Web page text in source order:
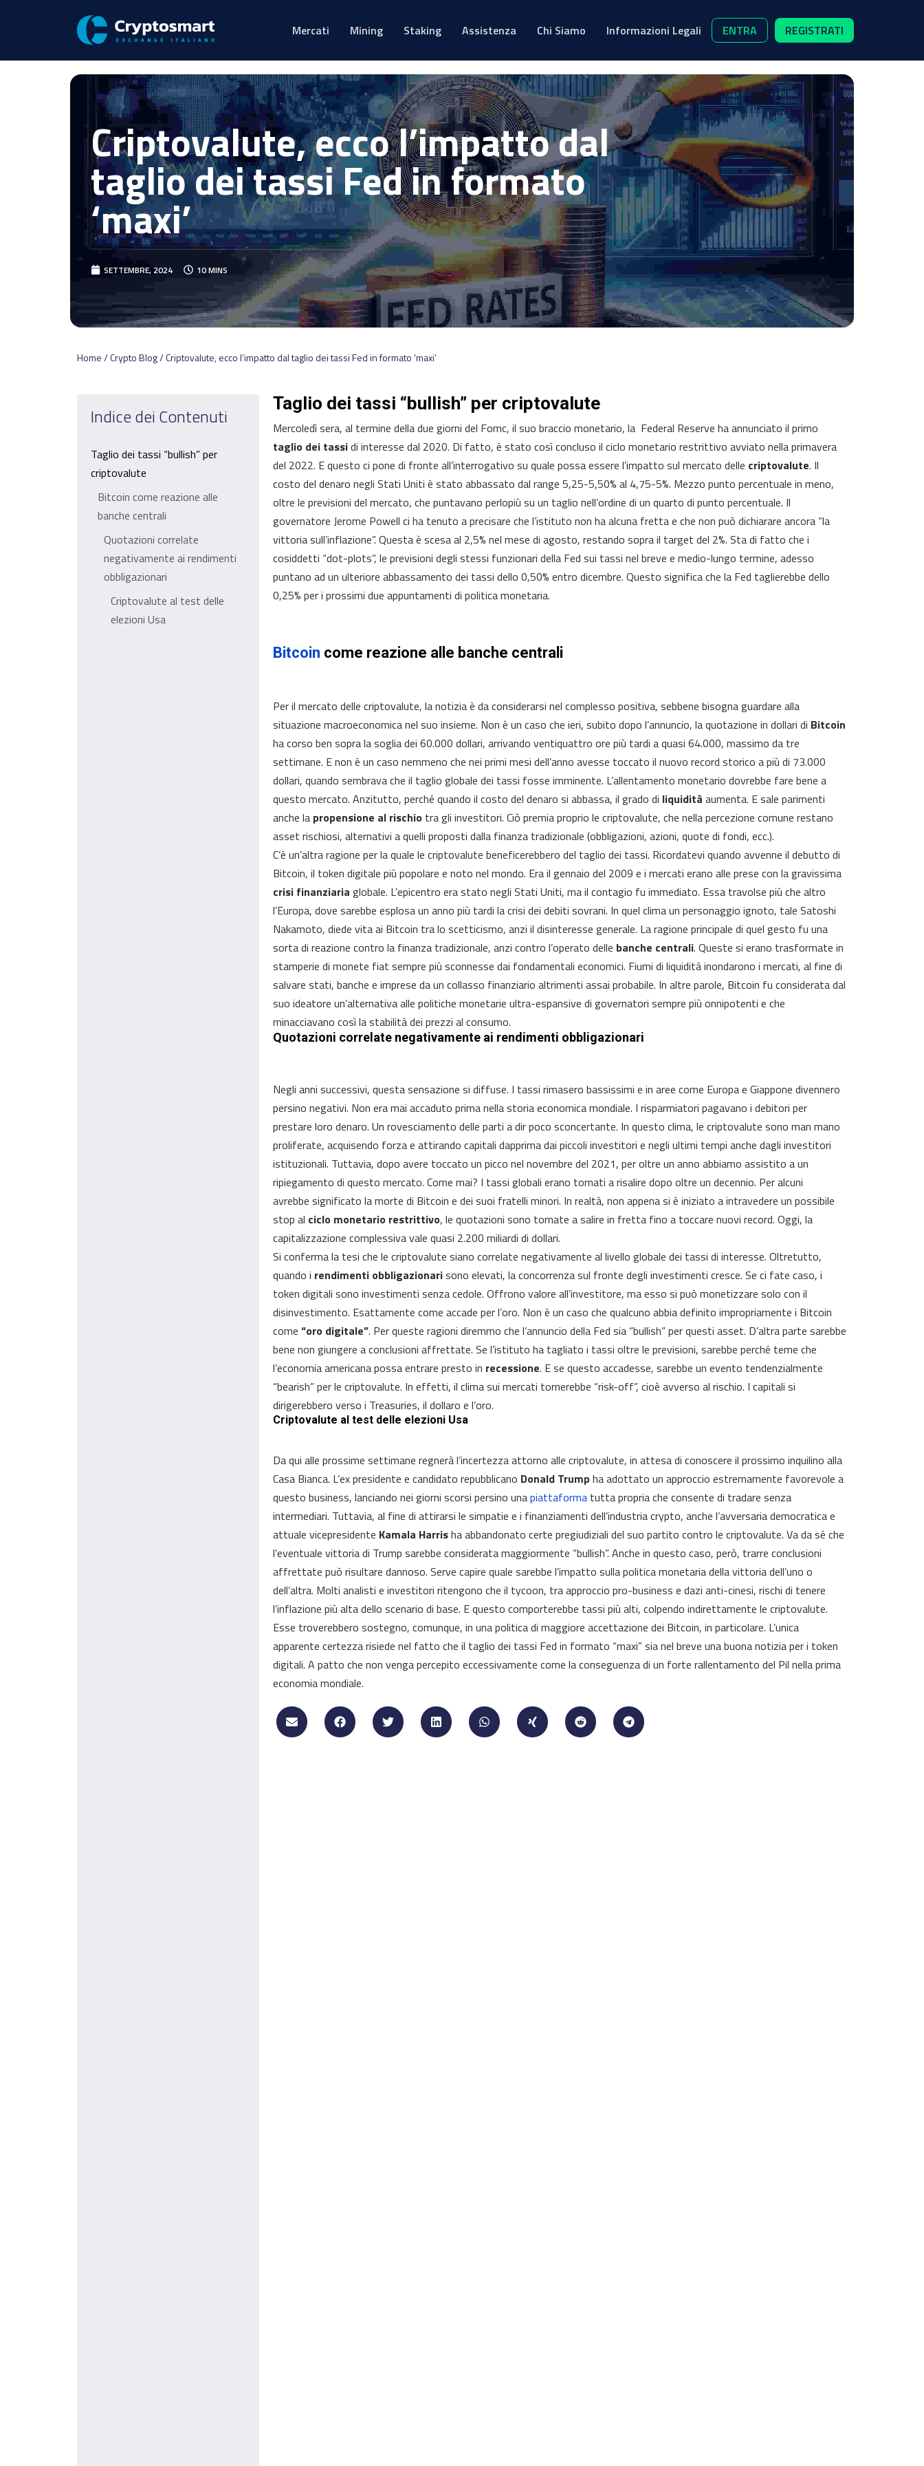
Mercati Mining Staking Assistenza Chi Siamo Informazioni Legali ENTRA REGISTRATI
Criptovalute, ecco l’impatto dal
taglio dei tassi Fed in formato
‘maxi’
SETTEMBRE, 2024 10 MINS
Home / Crypto Blog / Criptovalute, ecco l’impatto dal taglio dei tassi Fed in formato ‘maxi’
Indice dei Contenuti
Taglio dei tassi “bullish” per
criptovalute
Bitcoin come reazione alle
banche centrali
Quotazioni correlate
negativamente ai rendimenti
obbligazionari
Criptovalute al test delle
elezioni Usa
Taglio dei tassi “bullish” per criptovalute
Mercoledì sera, al termine della due giorni del Fomc, il suo braccio monetario, la Federal Reserve ha annunciato il primo
taglio dei tassidi interesse dal 2020. Di fatto, è stato così concluso il ciclo monetario restrittivo avviato nella primavera
del 2022. E questo ci pone di fronte all’interrogativo su quale possa essere l’impatto sul mercato delle criptovalute. Il
costo del denaro negli Stati Uniti è stato abbassato dal range 5,25-5,50% al 4,75-5%. Mezzo punto percentuale in meno,
oltre le previsioni del mercato, che puntavano perlopiù su un taglio nell’ordine di un quarto di punto percentuale. Il
governatore Jerome Powell ci ha tenuto a precisare che l’istituto non ha alcuna fretta e che non può dichiarare ancora “la
vittoria sull’inflazione”. Questa è scesa al 2,5% nel mese di agosto, restando sopra il target del 2%. Sta di fatto che i
cosiddetti “dot-plots”, le previsioni degli stessi funzionari della Fed sui tassi nel breve e medio-lungo termine, adesso
puntano ad un ulteriore abbassamento dei tassi dello 0,50% entro dicembre. Questo significa che la Fed taglierebbe dello
0,25% per i prossimi due appuntamenti di politica monetaria.
Bitcoin come reazione alle banche centrali
Per il mercato delle criptovalute, la notizia è da considerarsi nel complesso positiva, sebbene bisogna guardare alla
situazione macroeconomica nel suo insieme. Non è un caso che ieri, subito dopo l’annuncio, la quotazione in dollari di Bitcoin
ha corso ben sopra la soglia dei 60.000 dollari, arrivando ventiquattro ore più tardi a quasi 64.000, massimo da tre
settimane. E non è un caso nemmeno che nei primi mesi dell’anno avesse toccato il nuovo record storico a più di 73.000
dollari, quando sembrava che il taglio globale dei tassi fosse imminente. L’allentamento monetario dovrebbe fare bene a
questo mercato. Anzitutto, perché quando il costo del denaro si abbassa, il grado di liquidità aumenta. E sale parimenti
anche la propensione al rischio tra gli investitori. Ciò premia proprio le criptovalute, che nella percezione comune restano
asset rischiosi, alternativi a quelli proposti dalla finanza tradizionale (obbligazioni, azioni, quote di fondi, ecc.).
C’è un’altra ragione per la quale le criptovalute beneficerebbero del taglio dei tassi. Ricordatevi quando avvenne il debutto di
Bitcoin, il token digitale più popolare e noto nel mondo. Era il gennaio del 2009 e i mercati erano alle prese con la gravissima
crisi finanziaria globale. L’epicentro era stato negli Stati Uniti, ma il contagio fu immediato. Essa travolse più che altro
l’Europa, dove sarebbe esplosa un anno più tardi la crisi dei debiti sovrani. In quel clima un personaggio ignoto, tale Satoshi
Nakamoto, diede vita ai Bitcoin tra lo scetticismo, anzi il disinteresse generale. La ragione principale di quel gesto fu una
sorta di reazione contro la finanza tradizionale, anzi contro l’operato delle banche centrali. Queste si erano trasformate in
stamperie di monete fiat sempre più sconnesse dai fondamentali economici. Fiumi di liquidità inondarono i mercati, al fine di
salvare stati, banche e imprese da un collasso finanziario altrimenti assai probabile. In altre parole, Bitcoin fu considerata dal
suo ideatore un’alternativa alle politiche monetarie ultra-espansive di governatori sempre più onnipotenti e che
minacciavano così la stabilità dei prezzi al consumo.
Quotazioni correlate negativamente ai rendimenti obbligazionari
Negli anni successivi, questa sensazione si diffuse. I tassi rimasero bassissimi e in aree come Europa e Giappone divennero
persino negativi. Non era mai accaduto prima nella storia economica mondiale. I risparmiatori pagavano i debitori per
prestare loro denaro. Un rovesciamento delle parti a dir poco sconcertante. In questo clima, le criptovalute sono man mano
proliferate, acquisendo forza e attirando capitali dapprima dai piccoli investitori e negli ultimi tempi anche dagli investitori
istituzionali. Tuttavia, dopo avere toccato un picco nel novembre del 2021, per oltre un anno abbiamo assistito a un
ripiegamento di questo mercato. Come mai? I tassi globali erano tornati a risalire dopo oltre un decennio. Per alcuni
avrebbe significato la morte di Bitcoin e dei suoi fratelli minori. In realtà, non appena si è iniziato a intravedere un possibile
stop al ciclo monetario restrittivo, le quotazioni sono tornate a salire in fretta fino a toccare nuovi record. Oggi, la
capitalizzazione complessiva vale quasi 2.200 miliardi di dollari.
Si conferma la tesi che le criptovalute siano correlate negativamente al livello globale dei tassi di interesse. Oltretutto,
quando i rendimenti obbligazionarisono elevati, la concorrenza sul fronte degli investimenti cresce. Se ci fate caso, i
token digitali sono investimenti senza cedole. Offrono valore all’investitore, ma esso si può monetizzare solo con il
disinvestimento. Esattamente come accade per l’oro. Non è un caso che qualcuno abbia definito impropriamente i Bitcoin
come “oro digitale”. Per queste ragioni diremmo che l’annuncio della Fed sia “bullish” per questi asset. D’altra parte sarebbe
bene non giungere a conclusioni affrettate. Se l’istituto ha tagliato i tassi oltre le previsioni, sarebbe perché teme che
l’economia americana possa entrare presto in recessione. E se questo accadesse, sarebbe un evento tendenzialmente
“bearish” per le criptovalute. In effetti, il clima sui mercati tornerebbe “risk-off”, cioè avverso al rischio. I capitali si
dirigerebbero verso i Treasuries, il dollaro e l’oro.
Criptovalute al test delle elezioni Usa
Da qui alle prossime settimane regnerà l’incertezza attorno alle criptovalute, in attesa di conoscere il prossimo inquilino alla
Casa Bianca. L’ex presidente e candidato repubblicano Donald Trumpha adottato un approccio estremamente favorevole a
questo business, lanciando nei giorni scorsi persino unapiattaforma tutta propria che consente di tradare senza
intermediari. Tuttavia, al fine di attirarsi le simpatie e i finanziamenti dell’industria crypto, anche l’avversaria democratica e
attuale vicepresidente Kamala Harrisha abbandonato certe pregiudiziali del suo partito contro le criptovalute. Va da sé che
l’eventuale vittoria di Trump sarebbe considerata maggiormente “bullish”. Anche in questo caso, però, trarre conclusioni
affrettate può risultare dannoso. Serve capire quale sarebbe l’impatto sulla politica monetaria della vittoria dell’uno o
dell’altra. Molti analisti e investitori ritengono che il tycoon, tra approccio pro-business e dazi anti-cinesi, rischi di tenere
l’inflazione più alta dello scenario di base. E questo comporterebbe tassi più alti, colpendo indirettamente le criptovalute.
Esse troverebbero sostegno, comunque, in una politica di maggiore accettazione dei Bitcoin, in particolare. L’unica
apparente certezza risiede nel fatto che il taglio dei tassi Fed in formato “maxi” sia nel breve una buona notizia per i token
digitali. A patto che non venga percepito eccessivamente come la conseguenza di un forte rallentamento del Pil nella prima
economia mondiale.